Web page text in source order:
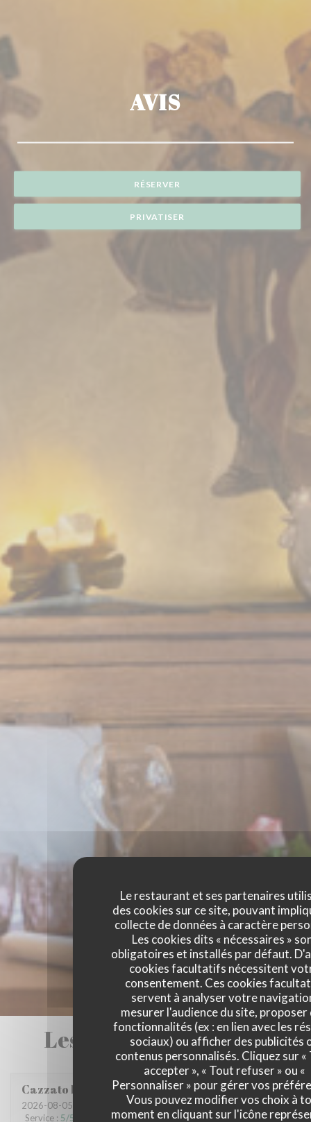
Le restaurant et ses partenaires
des cookies sur ce site, pouvant
collecte de données à caractère
Les cookies dits « nécessaires »
obligatoires et installés par défaut.
cookies facultatifs nécessitent
consentement. Ces cookies
servent à analyser votre
mesurer l'audience du site, proposer
fonctionnalités (ex : en lien avec les
sociaux) ou afficher des publicités
contenus personnalisés. Cliquez sur «
accepter », « Tout refuser » ou «
Personnaliser » pour gérer vos
Vous pouvez modifier vos choix à
moment en cliquant sur l'icône
AVIS
RÉSERVER
PRIVATISER
Les avis de nos clients
CazzatoE
2026-08-05 - 19:45 - Couverts 2
Service : 5/5 Ambiance:5/5 Cuisine :5/5 Qualité / Prix:3/5